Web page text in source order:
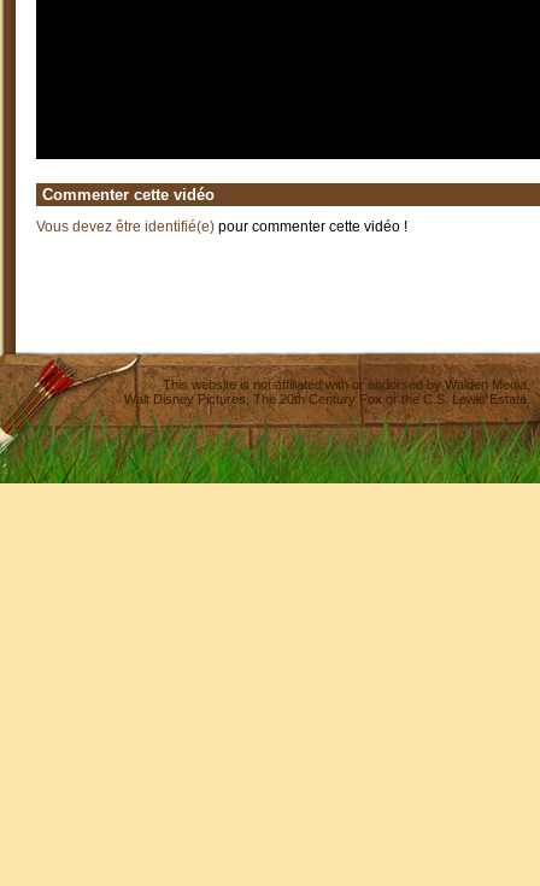
Commenter cette vidéo
Vous devez être identifié(e) pour commenter cette vidéo !
This website is not affiliated with or endorsed byWalden Media
Walt Disney Pictures,The 20th Century Fox or the C.S. Lewis Estate.